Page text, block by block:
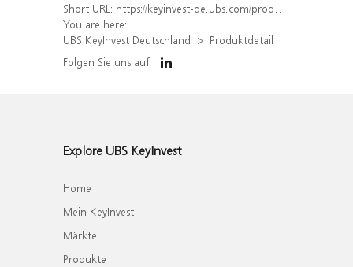
Short URL: https://keyinvest-de.ubs.com/produkt/detail/index/isin/DE000WA5JAN4
You are here:
UBS KeyInvest Deutschland
Produktdetail
Folgen Sie uns auf
Explore UBS KeyInvest
Home
Mein KeyInvest
Märkte
Produkte